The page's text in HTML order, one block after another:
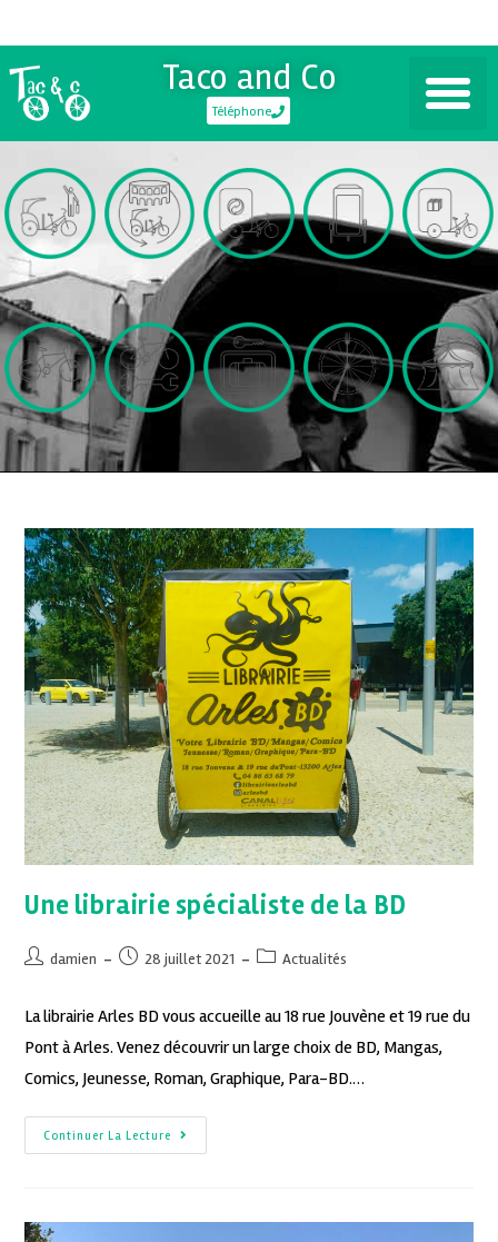
Taco and Co
Téléphone
Une librairie spécialiste de la BD
damien 28 juillet 2021 Actualités
La librairie Arles BD vous accueille au 18 rue Jouvène et 19 rue du
Pont à Arles. Venez découvrir un large choix de BD, Mangas,
Comics, Jeunesse, Roman, Graphique, Para-BD.…
Continuer La Lecture